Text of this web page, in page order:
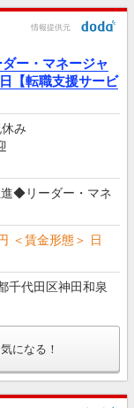
情報提供元
ー・マネージャ
【転職支援サービ
み
進◆リーダー・マネ
＜賃金形態＞ 日
千代田区神田和泉
気になる！